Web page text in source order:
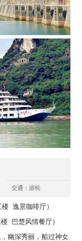
交通：游轮
逸景咖啡厅）
巴楚风情餐厅）
幽深秀丽，船过神女